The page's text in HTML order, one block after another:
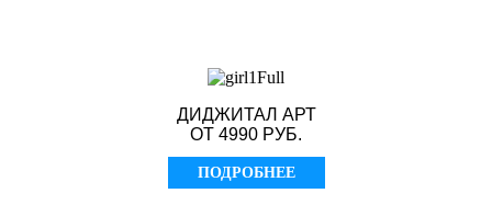
ДИДЖИТАЛ АРТ
ОТ 4990 РУБ.
ПОДРОБНЕЕ